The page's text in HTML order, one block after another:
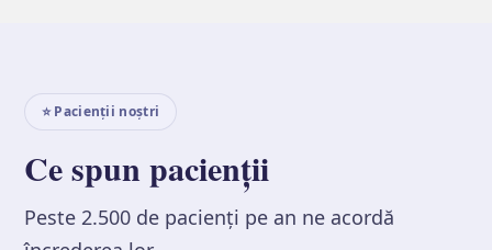
⭐ Pacienții noștri
Ce spun pacienții
Peste 2.500 de pacienți pe an ne acordă